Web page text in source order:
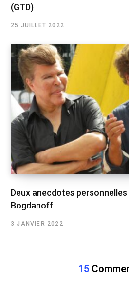
(GTD)
25 JUILLET 2022
Deux anecdotes
Bogdanoff
3 JANVIER 2022
15